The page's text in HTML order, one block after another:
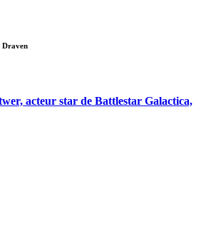
Draven
acteur star de Battlestar Galactica,